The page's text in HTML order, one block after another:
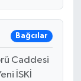
Bağcılar
Caddesi
İSKİ